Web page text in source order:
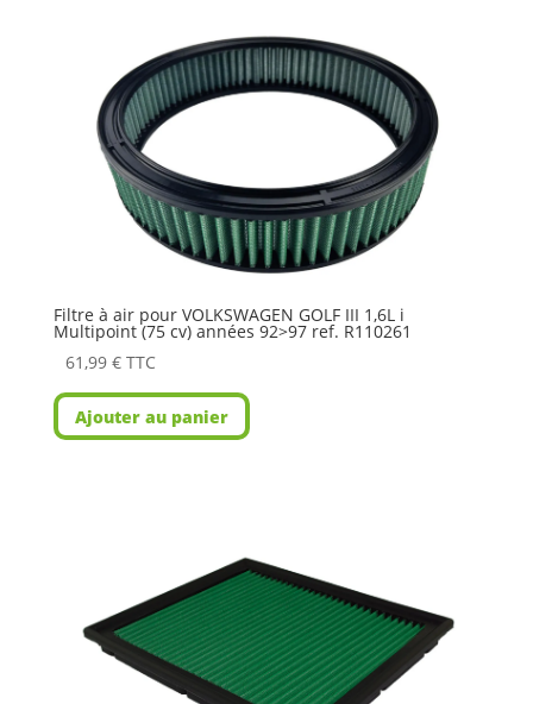
Filtre à air pour VOLKSWAGEN GOLF III 1,6L i
Multipoint (75 cv) années 92>97 ref. R110261
61,99 € TTC
Ajouter au panier